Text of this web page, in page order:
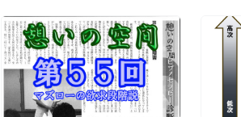
✴️✴️✴️✴️✴️✴️✴️✴️✴️✴️✴️✴️✴️✴️✴️✴️ ココナ
ラ恋愛相談で人気急増中の 月星りょうた
さんと対談動画を撮りました‼️ 副業で活
動中のりょうたさんが どうやって100万
円を達成できたのか？ そして、あずま貴
之はどんな考え方をして ビジネスを教え
ているのか？ といった話を包み隠さずお
の」を
すべき
義」を
こまで
め続け
てしま
く把握